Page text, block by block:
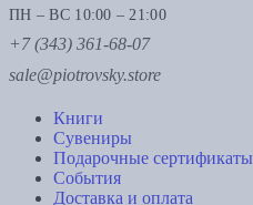
ПН – ВС 10:00 – 21:00
+7 (343) 361-68-07
sale@piotrovsky.store
Книги
Сувениры
Подарочные сертификаты
События
Доставка и оплата